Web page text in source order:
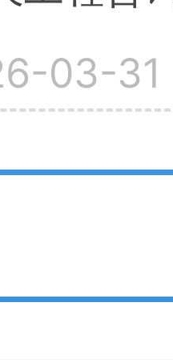
03-31